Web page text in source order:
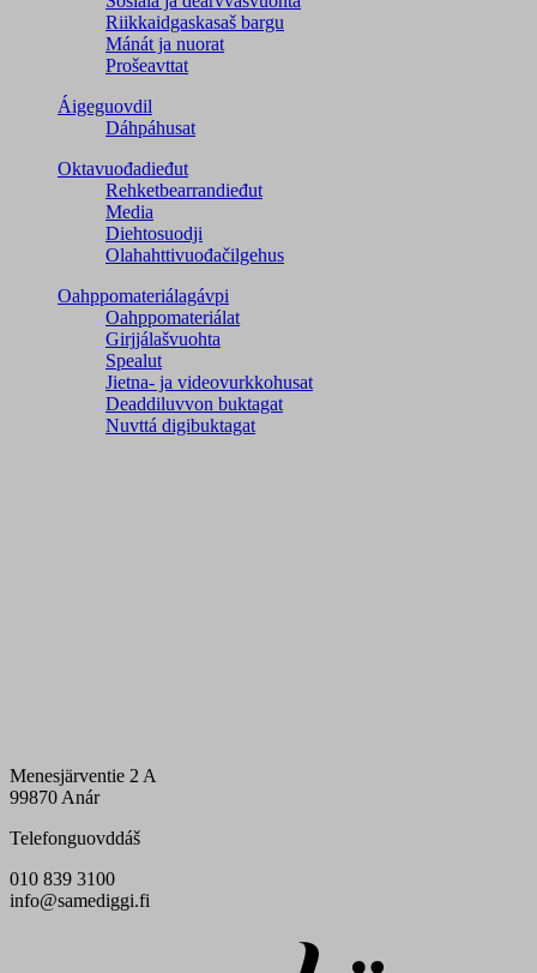
Riikkaidgaskasaš bargu
Mánát ja nuorat
Prošeavttat
Áigeguovdil
Dáhpáhusat
Oktavuođadieđut
Rehketbearrandieđut
Media
Diehtosuodji
Olahahttivuođačilgehus
Oahppomateriálagávpi
Oahppomateriálat
Girjjálašvuohta
Spealut
Jietna- ja videovurkkohusat
Deaddiluvvon buktagat
Nuvttá digibuktagat
Menesjärventie 2 A
99870 Anár
Telefonguovddáš
010 839 3100
info@samediggi.fi